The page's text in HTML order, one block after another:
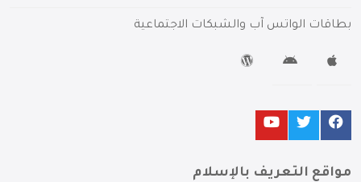
بطاقات الواتس آب والشبكات الاجتماعية
مواقع التعريف بالإسلام